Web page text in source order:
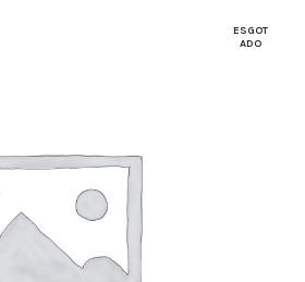
ESGOT
ADO